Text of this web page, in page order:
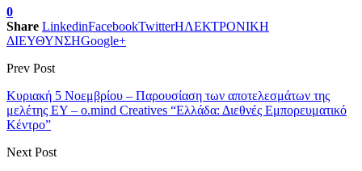
0
Share LinkedinFacebookTwitterΗΛΕΚΤΡΟΝΙΚΗ
ΔΙΕΥΘΥΝΣΗGoogle+
Prev Post
Κυριακή 5 Νοεμβρίου – Παρουσίαση των αποτελεσμάτων της
μελέτης ΕΥ – o.mind Creatives “Ελλάδα: Διεθνές Εμπορευματικό
Κέντρο”
Next Post